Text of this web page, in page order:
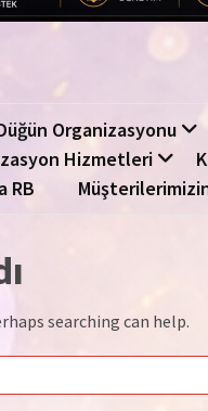
Organizasyonu
Hizmetleri
RB
searching can help.